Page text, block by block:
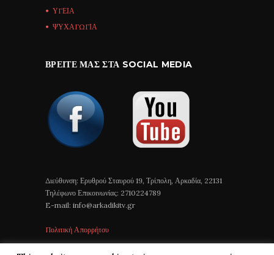
ΥΓΕΙΑ
ΨΥΧΑΓΩΓΙΑ
ΒΡΕΊΤΕ ΜΑΣ ΣΤΑ SOCIAL MEDIA
Διεύθυνση: Ερυθρού Σταυρού 19, Τρίπολη, Αρκαδία, 22131
Τηλέφωνο Επικοινωνίας: 2710224789
E-mail: info@arkadikitv.gr
Πολιτική Απορρήτου